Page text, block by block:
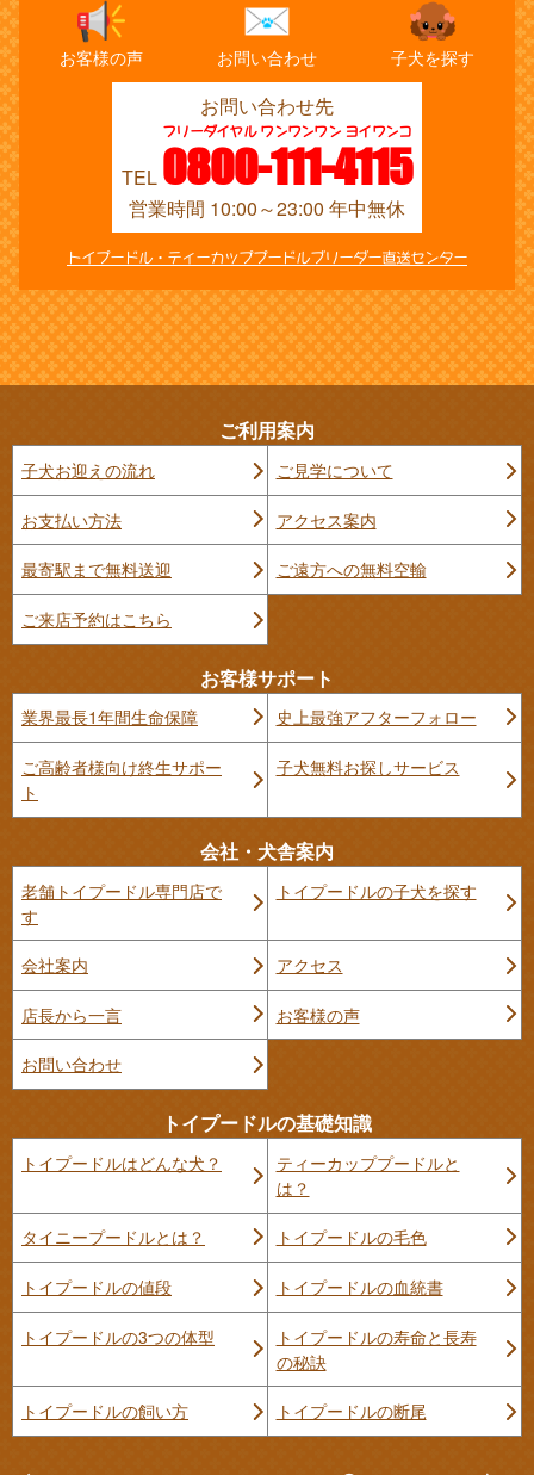
お客様の声 お問い合わせ 子犬を探す
お問い合わせ先
TEL 0800-111-4115
フリーダイヤル ワンワンワン ヨイワンコ
営業時間 10:00～23:00 年中無休
トイプードル・ティーカッププードルブリーダー直送センター
ご利用案内
子犬お迎えの流れ ご見学について
お支払い方法 アクセス案内
最寄駅まで無料送迎 ご遠方への無料空輸
ご来店予約はこちら
お客様サポート
業界最長1年間生命保障 史上最強アフターフォロー
ご高齢者様向け終生サポー
ト
子犬無料お探しサービス
会社・犬舎案内
老舗トイプードル専門店で
す
トイプードルの子犬を探す
会社案内 アクセス
店長から一言 お客様の声
お問い合わせ
トイプードルの基礎知識
トイプードルはどんな犬？
ティーカッププードルと
は？
タイニープードルとは？ トイプードルの毛色
トイプードルの値段 トイプードルの血統書
トイプードルの3つの体型
トイプードルの寿命と長寿
の秘訣
トイプードルの飼い方 トイプードルの断尾